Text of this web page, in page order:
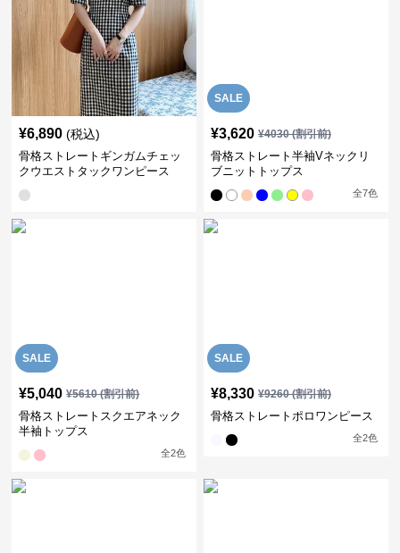
¥6,890 (税込)
骨格ストレートギンガムチェッ
クウエストタックワンピース
SALE
¥3,620 ¥4030(割引前)
骨格ストレート半袖Vネックリ
ブニットトップス
全7色
SALE
¥5,040 ¥5610(割引前)
骨格ストレートスクエアネック
半袖トップス
全2色
SALE
¥8,330 ¥9260(割引前)
骨格ストレートポロワンピース
全2色